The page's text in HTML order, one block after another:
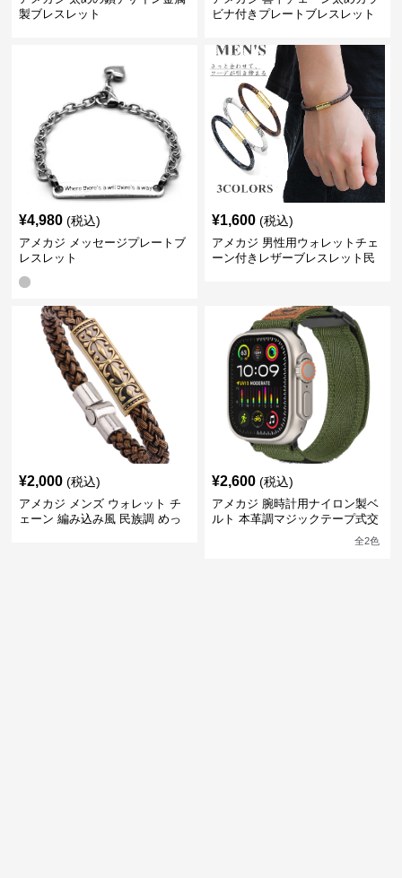
製ブレスレット
ビナ付きプレートブレスレット
¥4,980 (税込)
アメカジ メッセージプレートブ
レスレット
¥1,600 (税込)
アメカジ 男性用ウォレットチェ
ーン付きレザーブレスレット民
¥2,000 (税込)
アメカジ メンズ ウォレット チ
ェーン 編み込み風 民族調 めっ
¥2,600 (税込)
アメカジ 腕時計用ナイロン製ベ
ルト 本革調マジックテープ式交
全2色